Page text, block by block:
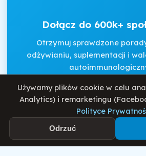
Dołącz do 600k+
Otrzymuj sprawdzone
odżywianiu, suplementacji i
AkceptujęRegulaminiPolitykę
Używamy plików cookie w celu
Analytics) i remarketingu
Polityce
Odrzuć